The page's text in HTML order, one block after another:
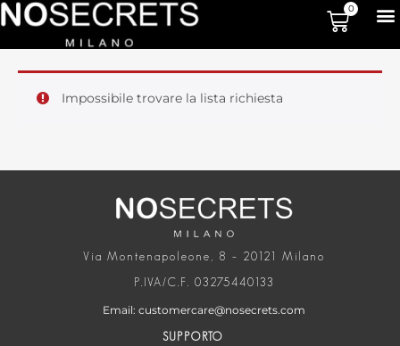
0
Impossibile trovare la lista richiesta
Via Montenapoleone, 8 – 20121 Milano
P.IVA/C.F. 03275440133
Email: customercare@nosecrets.com
SUPPORTO